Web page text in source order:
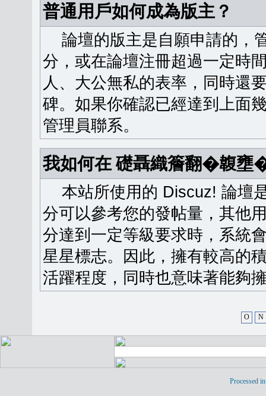
普通用戶如何成為版主？
論壇的版主是自願申請的，
分，或在論壇注冊超過一定時
人、大公無私的表率，同時還
碑。如果你確認已經達到上面
管理員聯系。
我如何在 礎聶織簷翻�䪖壅
本站所使用的 Discuz! 論壇
分可以參考您的發帖量，其他
分達到一定等級要求時，系統
星星標志。因此，擁有較高的
活躍程度，同時也意味著能夠
O N
Processed